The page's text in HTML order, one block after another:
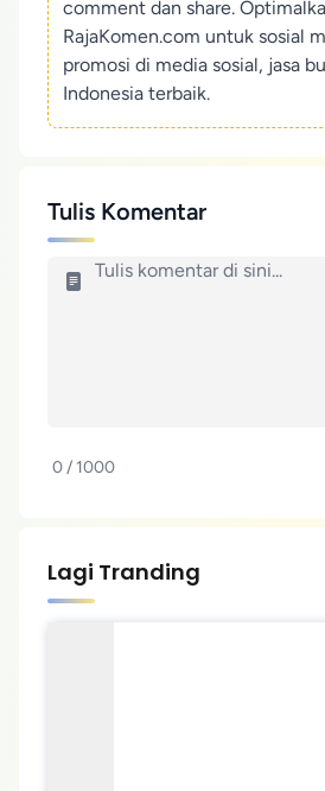
comment dan share.
RajaKomen.com untuk sosial
promosi di media sosial, jasa
Indonesia terbaik.
Tulis Komentar
0 / 1000
Lagi Tranding